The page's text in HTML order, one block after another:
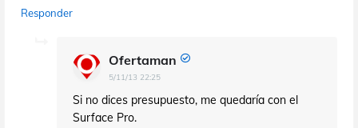
Responder
Ofertaman
5/11/13 22:25
Si no dices presupuesto, me quedaría con el
Surface Pro.